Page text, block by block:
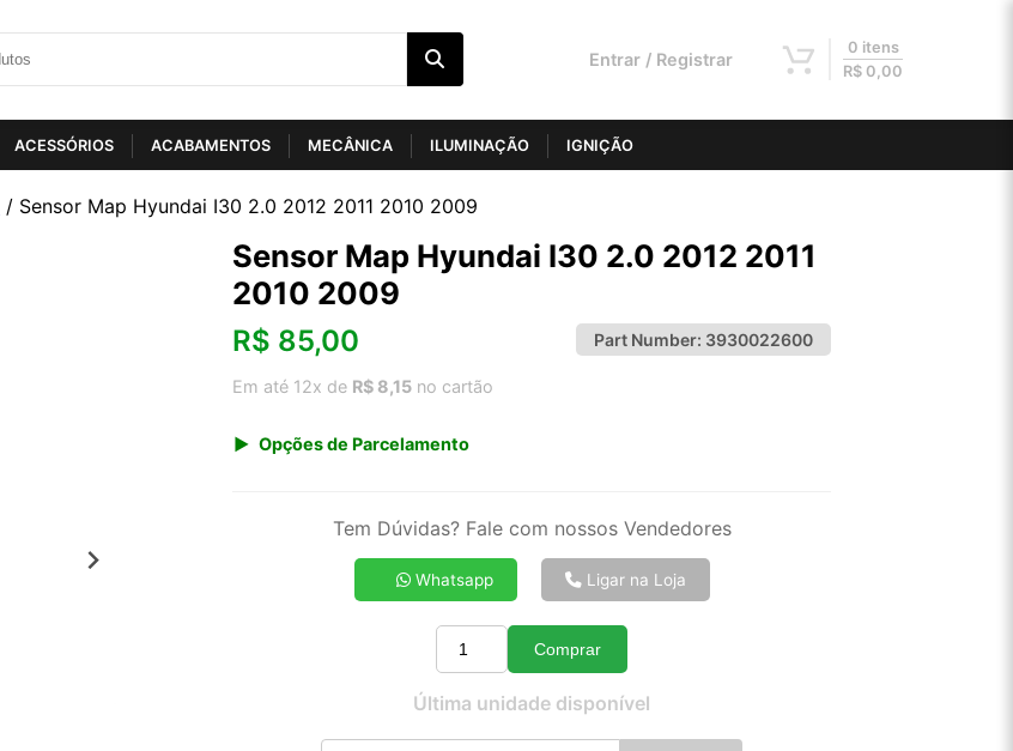
Entrar / Registrar
0 itens
R$ 0,00
ACESSÓRIOS ACABAMENTOS MECÂNICA ILUMINAÇÃO IGNIÇÃO
/ Sensor Map Hyundai I30 2.0 2012 2011 2010 2009
Sensor Map Hyundai I30 2.0 2012 2011
2010 2009
R$ 85,00 Part Number: 3930022600
Em até 12x de R$ 8,15 no cartão
Opções de Parcelamento
8x de R$ 11,88
10x de R$ 9,63
12x de R$ 8,15
Tem Dúvidas? Fale com nossos Vendedores
Whatsapp Ligar na Loja
Quantidade
Comprar
Última unidade disponível